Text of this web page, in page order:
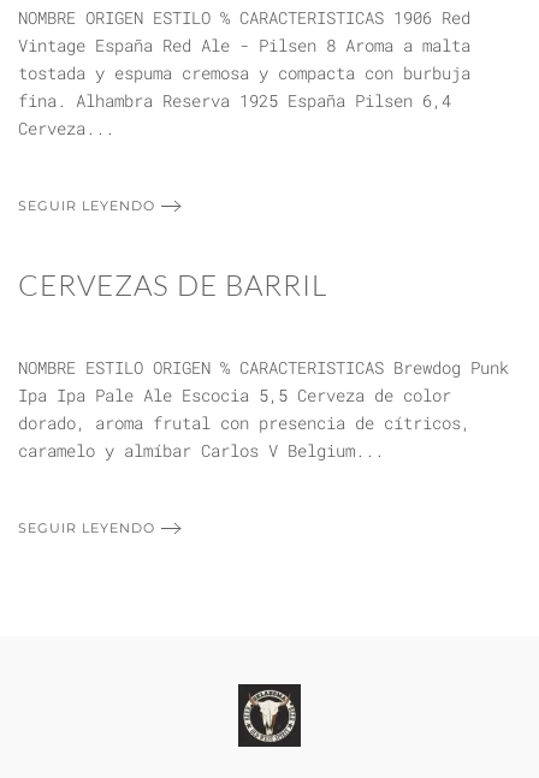
NOMBRE ORIGEN ESTILO % CARACTERISTICAS 1906 Red
Vintage España Red Ale - Pilsen 8 Aroma a malta
tostada y espuma cremosa y compacta con burbuja
fina. Alhambra Reserva 1925 España Pilsen 6,4
Cerveza...
SEGUIR LEYENDO
CERVEZAS DE BARRIL
NOMBRE ESTILO ORIGEN % CARACTERISTICAS Brewdog Punk
Ipa Ipa Pale Ale Escocia 5,5 Cerveza de color
dorado, aroma frutal con presencia de cítricos,
caramelo y almíbar Carlos V Belgium...
SEGUIR LEYENDO